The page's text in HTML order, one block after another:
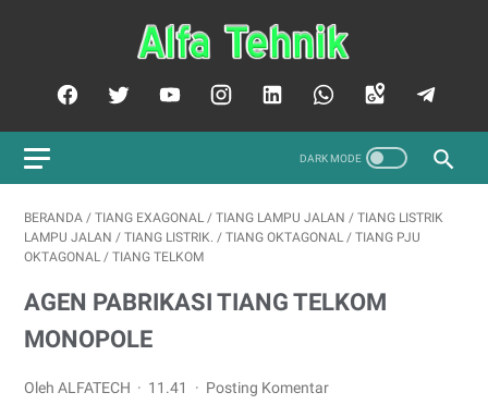
BERANDA / TIANG EXAGONAL / TIANG LAMPU JALAN / TIANG LISTRIK
LAMPU JALAN / TIANG LISTRIK. / TIANG OKTAGONAL / TIANG PJU
OKTAGONAL / TIANG TELKOM
AGEN PABRIKASI TIANG TELKOM
MONOPOLE
Oleh ALFATECH 11.41 Posting Komentar